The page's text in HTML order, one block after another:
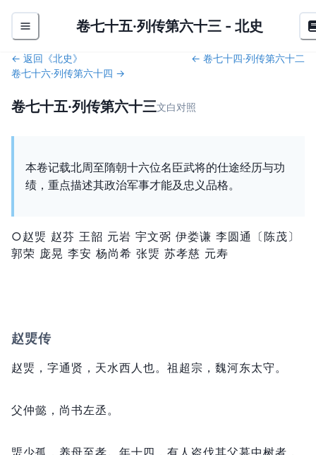
卷七十五·列传第六十三- 北史
← 返回《北史》 ← 卷七十四·列传第六十二
卷七十六·列传第六十四 →
卷七十五·列传第六十三文白对照
本卷记载北周至隋朝十六位名臣武将的仕途经历与功
绩，重点描述其政治军事才能及忠义品格。
○赵煚 赵芬 王韶 元岩 宇文弼 伊娄谦 李圆通〔陈茂〕
郭荣 庞晃 李安 杨尚希 张煚 苏孝慈 元寿
赵煚传
赵煚， 字通贤， 天水西人也。 祖超宗， 魏河东太守。
父仲懿， 尚书左丞。
煚少孤， 养母至孝。 年十四， 有人盗伐其父墓中树者，